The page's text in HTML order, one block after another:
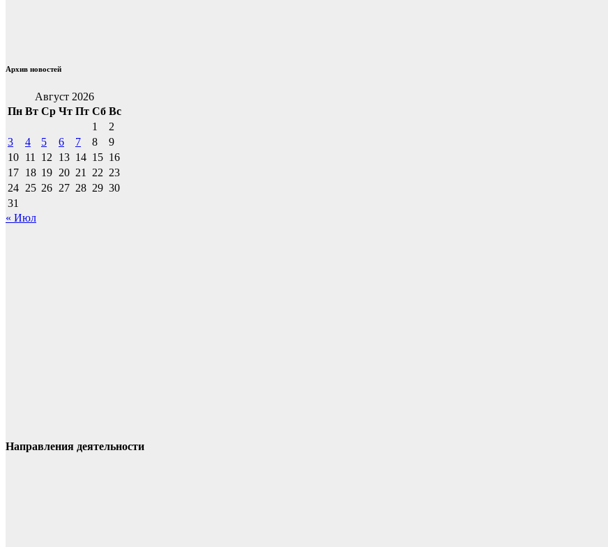
Архив новостей
Август 2026
Пн Вт Ср Чт Пт Сб Вс
1
2
3
4 5 6 7 8
9
10 11 12 13 14 15 16
17 18 19 20 21 22 23
24 25 26 27 28 29 30
31
« Июл
Направления деятельности